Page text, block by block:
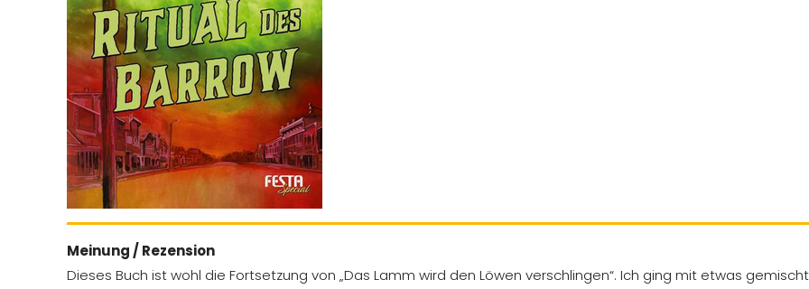
Meinung / Rezension
Dieses Buch ist wohl die Fortsetzung von „Das Lamm wird den Löwen verschlingen“. Ich ging mit etwas